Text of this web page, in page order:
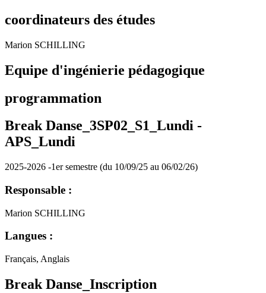
coordinateurs des études
Marion SCHILLING
Equipe d'ingénierie pédagogique
programmation
Break Danse_3SP02_S1_Lundi -
APS_Lundi
2025-2026 -1er semestre (du 10/09/25 au 06/02/26)
Responsable :
Marion SCHILLING
Langues :
Français, Anglais
Break Danse_Inscription